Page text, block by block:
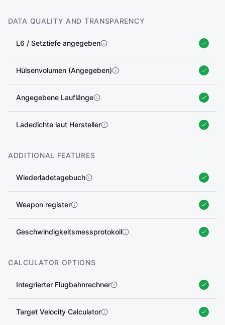
DATA QUALITY AND TRANSPARENCY
L6 / Setztiefe angegeben
Hülsenvolumen (Angegeben)
Angegebene Lauflänge
Ladedichte laut Hersteller
ADDITIONAL FEATURES
Wiederladetagebuch
Weapon register
Geschwindigkeitsmessprotokoll
CALCULATOR OPTIONS
Integrierter Flugbahnrechner
Target Velocity Calculator